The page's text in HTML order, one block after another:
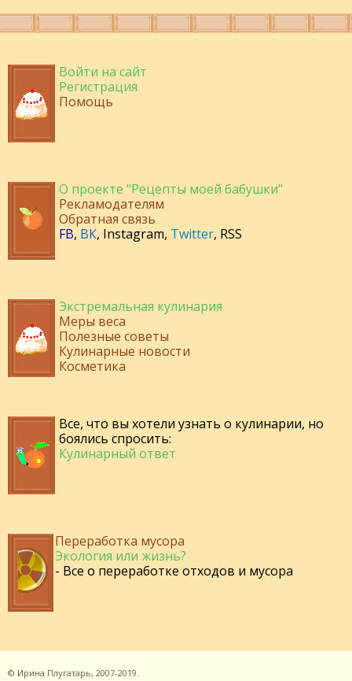
Войти на сайт
Регистрация
Помощь
О проекте "Рецепты моей бабушки"
Рекламодателям
Обратная связь
FB, ВК, Instagram, Twitter, RSS
Экстремальная кулинария
Меры веса
Полезные советы
Кулинарные новости
Косметика
Все, что вы хотели узнать о кулинарии, но
боялись спросить:
Кулинарный ответ
Переработка мусора
Экология или жизнь?
- Все о переработке отходов и мусора
© Ирина Плугатарь, 2007-2019.